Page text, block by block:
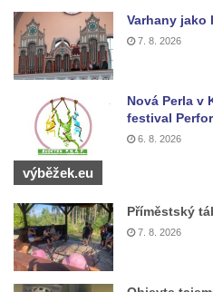
Kříž na návsi v Chouči
Boží muka na rozcestí
Kříž na návsi v Lužici
Kříž na návsi v Dobrčicích
Kříž u domu čp. 3 v Chrámcích
Kříž u polní cesty
Údajný kříž na návsi v Kozlech
Centrální kříž hřbitova v
Kříž východně od Oparna u
Pamětní kříž na Lovoši
Varhany jako
7. 8. 2026
Nová Perla v
festival
6. 8. 2026
výběžek.eu
Příměstský
7. 8. 2026